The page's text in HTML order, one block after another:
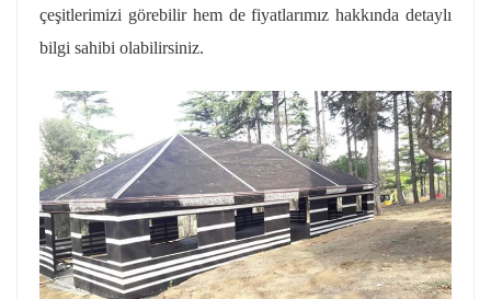
çeşitlerimizi görebilir hem de fiyatlarımız hakkında detaylı
bilgi sahibi olabilirsiniz.